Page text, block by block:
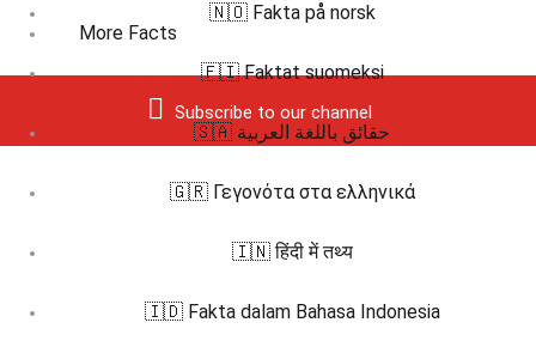
More Facts
Subscribe to our channel
🇳🇴 Fakta på norsk
🇫🇮 Faktat suomeksi
🇸🇦 حقائق باللغة العربية
🇬🇷 Γεγονότα στα ελληνικά
🇮🇳 हिंदी में तथ्य
🇮🇩 Fakta dalam Bahasa Indonesia